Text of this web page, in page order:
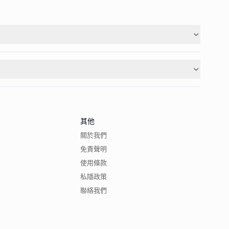
其他
關於我們
免責聲明
使用條款
私隱政策
聯絡我們